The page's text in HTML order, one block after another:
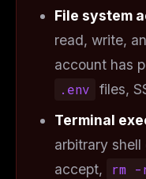
File system
read, write,
account has
.env
files,
Terminal
arbitrary
accept,
rm